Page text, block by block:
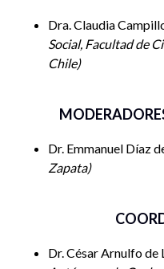
Moderador:Dr.
Emiliano Zapata.
Horario:09:30 Hrs
Dra. Claudia
Social, Facultad de
Chile
Dr. Emmanuel Díaz
Zapata
Dr. César Arnulfo de